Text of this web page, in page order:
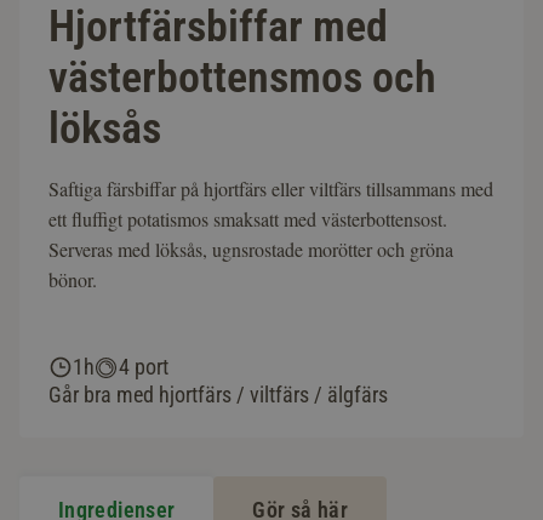
Hjortfärsbiffar med
västerbottensmos och
löksås
Saftiga färsbiffar på hjortfärs eller viltfärs tillsammans med
ett fluffigt potatismos smaksatt med västerbottensost.
Serveras med löksås, ugnsrostade morötter och gröna
bönor.
1h
4 port
Går bra med hjortfärs / viltfärs / älgfärs
Ingredienser Gör så här